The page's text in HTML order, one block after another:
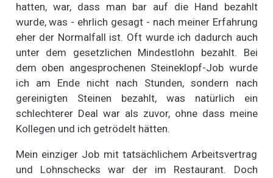
hatten, war, dass man bar auf die Hand bezahlt
wurde, was - ehrlich gesagt - nach meiner Erfahrung
eher der Normalfall ist. Oft wurde ich dadurch auch
unter dem gesetzlichen Mindestlohn bezahlt. Bei
dem oben angesprochenen Steineklopf-Job wurde
ich am Ende nicht nach Stunden, sondern nach
gereinigten Steinen bezahlt, was natürlich ein
schlechterer Deal war als zuvor, ohne dass meine
Kollegen und ich getrödelt hätten.
Mein einziger Job mit tatsächlichem Arbeitsvertrag
und Lohnschecks war der im Restaurant. Doch